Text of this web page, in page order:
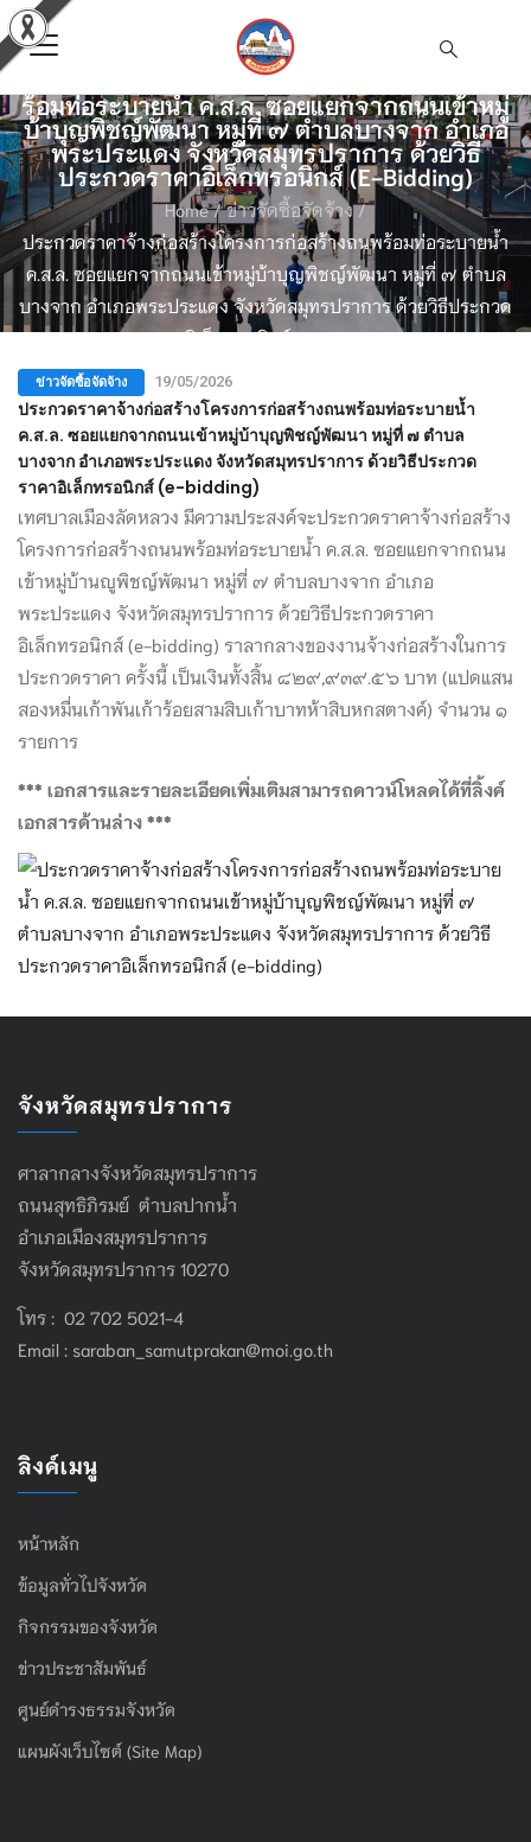
ประกวดราคาจ้างก่อสร้างโครงการก่อสร้างถนพ
ร้อมท่อระบายน้ำ ค.ส.ล. ซอยแยกจากถนนเข้าหมู่
บ้าบุญพิชญ์พัฒนา หมู่ที่ ๗ ตำบลบางจาก อำเภอ
พระประแดง จังหวัดสมุทรปราการ ด้วยวิธี
ประกวดราคาอิเล็กทรอนิกส์ (e-Bidding)
Home/ ข่าวจัดซื้อจัดจ้าง/
ประกวดราคาจ้างก่อสร้างโครงการก่อสร้างถนพร้อมท่อระบายน้ำ
ค.ส.ล. ซอยแยกจากถนนเข้าหมู่บ้าบุญพิชญ์พัฒนา หมู่ที่ ๗ ตำบล
บางจาก อำเภอพระประแดง จังหวัดสมุทรปราการ ด้วยวิธีประกวด
ราคาอิเล็กทรอนิกส์ (e-bidding)
ข่าวจัดซื้อจัดจ้าง 19/05/2026
ประกวดราคาจ้างก่อสร้างโครงการก่อสร้างถนพร้อมท่อระบายน้ำ
ค.ส.ล. ซอยแยกจากถนนเข้าหมู่บ้าบุญพิชญ์พัฒนา หมู่ที่ ๗ ตำบล
บางจาก อำเภอพระประแดง จังหวัดสมุทรปราการ ด้วยวิธีประกวด
ราคาอิเล็กทรอนิกส์ (e-bidding)
เทศบาลเมืองลัดหลวง มีความประสงค์จะประกวดราคาจ้างก่อสร้าง
โครงการก่อสร้างถนนพร้อมท่อระบายน้ำ ค.ส.ล. ซอยแยกจากถนน
เข้าหมู่บ้านญูพิชญ์พัฒนา หมู่ที่ ๗ ตำบลบางจาก อำเภอ
พระประแดง จังหวัดสมุทรปราการ ด้วยวิธีประกวดราคา
อิเล็กทรอนิกส์ (e-bidding) ราลากลางของงานจ้างก่อสร้างในการ
ประกวดราคา ครั้งนี้ เป็นเงินทั้งสิ้น ๘๒๙,๙๓๙.๕๖ บาท (แปดแสน
สองหมื่นเก้าพันเก้าร้อยสามสิบเก้าบาทห้าสิบหกสตางค์) จำนวน ๑
รายการ
*** เอกสารและรายละเอียดเพิ่มเติมสามารถดาวน์โหลดได้ที่ลิ้งค์
เอกสารด้านล่าง ***
ประกวดราคาจ้างก่อสร้างโครงการก่อสร้างถนพร้อมท่อระบาย
น้ำ ค.ส.ล. ซอยแยกจากถนนเข้าหมู่บ้าบุญพิชญ์พัฒนา หมู่ที่ ๗
ตำบลบางจาก อำเภอพระประแดง จังหวัดสมุทรปราการ ด้วยวิธี
ประกวดราคาอิเล็กทรอนิกส์ (e-bidding)
จังหวัดสมุทรปราการ
ศาลากลางจังหวัดสมุทรปราการ
ถนนสุทธิภิรมย์ ตำบลปากน้ำ
อำเภอเมืองสมุทรปราการ
จังหวัดสมุทรปราการ 10270
โทร : 02 702 5021-4
Email : saraban_samutprakan@moi.go.th
ลิงค์เมนู
หน้าหลัก
ข้อมูลทั่วไปจังหวัด
กิจกรรมของจังหวัด
ข่าวประชาสัมพันธ์
ศูนย์ดำรงธรรมจังหวัด
แผนผังเว็บไซต์ (Site Map)